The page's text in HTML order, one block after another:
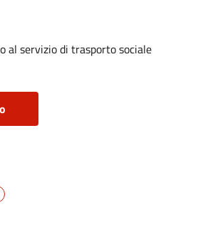
al servizio di trasporto sociale